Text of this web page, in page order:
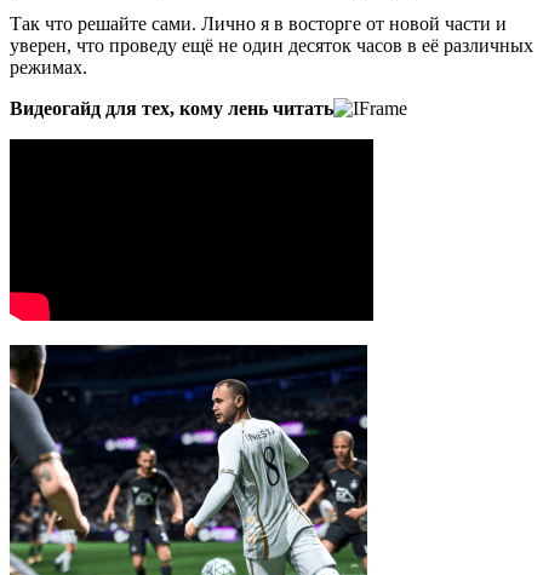
Так что решайте сами. Лично я в восторге от новой части и
уверен, что проведу ещё не один десяток часов в её различных
режимах.
Видеогайд для тех, кому лень читать